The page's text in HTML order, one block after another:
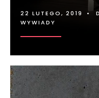
22 LUTEGO, 2019 •
WYWIADY